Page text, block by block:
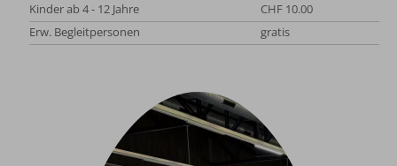
Kinder ab 4 - 12 Jahre
CHF 10.00
Erw. Begleitpersonen
gratis